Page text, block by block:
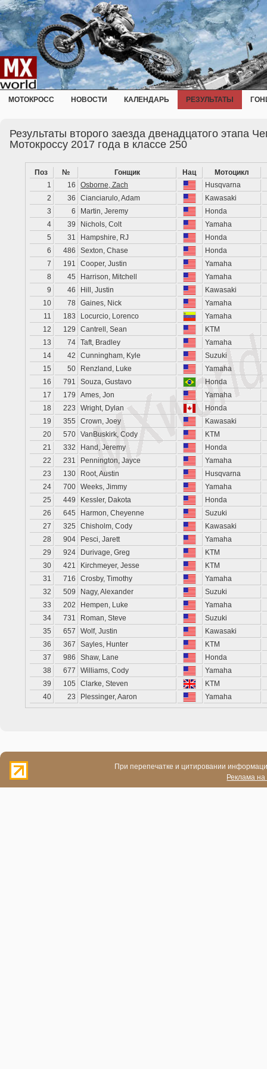
МОТОКРОСС НОВОСТИ КАЛЕНДАРЬ РЕЗУЛЬТАТЫ
Результаты второго заезда двенадцатого этапа
Мотокроссу 2017 года в классе 250
Поз № Гонщик Нац
Мотоцикл
1
16 Osborne, Zach
Husqvarna
2
36 Cianciarulo, Adam
Kawasaki
3
6 Martin, Jeremy
Honda
4
39 Nichols, Colt
Yamaha
5
31 Hampshire, RJ
Honda
6
486 Sexton, Chase
Honda
7
191 Cooper, Justin
Yamaha
8
45 Harrison, Mitchell
Yamaha
9
46 Hill, Justin
Kawasaki
10
78 Gaines, Nick
Yamaha
11
183 Locurcio, Lorenco
Yamaha
12
129 Cantrell, Sean
KTM
13
74 Taft, Bradley
Yamaha
14
42 Cunningham, Kyle
Suzuki
15
50 Renzland, Luke
Yamaha
16
791 Souza, Gustavo
Honda
17
179 Ames, Jon
Yamaha
18
223 Wright, Dylan
Honda
19
355 Crown, Joey
Kawasaki
20
570 VanBuskirk, Cody
KTM
21
332 Hand, Jeremy
Honda
22
231 Pennington, Jayce
Yamaha
23
130 Root, Austin
Husqvarna
24
700 Weeks, Jimmy
Yamaha
25
449 Kessler, Dakota
Honda
26
645 Harmon, Cheyenne
Suzuki
27
325 Chisholm, Cody
Kawasaki
28
904 Pesci, Jarett
Yamaha
29
924 Durivage, Greg
KTM
30
421 Kirchmeyer, Jesse
KTM
31
716 Crosby, Timothy
Yamaha
32
509 Nagy, Alexander
Suzuki
33
202 Hempen, Luke
Yamaha
34
731 Roman, Steve
Suzuki
35
657 Wolf, Justin
Kawasaki
36
367 Sayles, Hunter
KTM
37
986 Shaw, Lane
Honda
38
677 Williams, Cody
Yamaha
39
105 Clarke, Steven
KTM
40
23 Plessinger, Aaron Yamaha
При перепечатке и цитировании
Реклама на